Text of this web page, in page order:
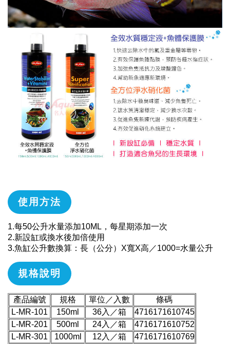
使用方法
1.每50公升水量添加10ML，每星期添加一次
2.新設缸或換水後加倍使用
3.魚缸公升數換算：長（公分）X寬X高／1000=水量公升
規格說明
產品編號 規格 單位／入數
條碼
L-MR-101
150ml 36入／箱
4716171610745
L-MR-201
500ml 24入／箱
4716171610752
L-MR-301
1000ml 12入／箱
4716171610769